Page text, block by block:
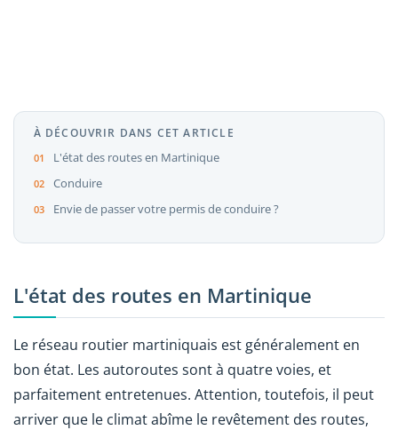
À DÉCOUVRIR DANS CET ARTICLE
L'état des routes en Martinique
Conduire
Envie de passer votre permis de conduire ?
L'état des routes en Martinique
Le réseau routier martiniquais est généralement en
bon état. Les autoroutes sont à quatre voies, et
parfaitement entretenues. Attention, toutefois, il peut
arriver que le climat abîme le revêtement des routes,